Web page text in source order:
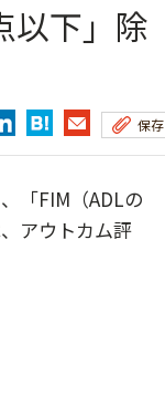
以下」除
保存
「FIM（ADLの
アウトカム評